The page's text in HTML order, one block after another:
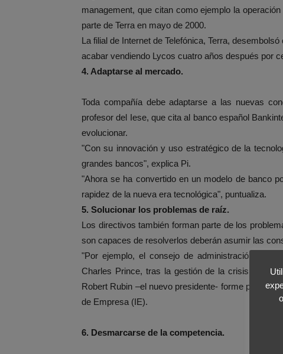
management, que citan como ejemplo la
parte de Terra en mayo de 2000.
La filial de Internet de Telefónica, Terra,
acabar vendiendo Lycos cuatro años después por
4. Adaptarse al mercado.
Toda compañía debe adaptarse a las nuevas
profesor del Iese, que cita al banco español
evolucionar.
"Con su innovación y uso estratégico de la
grandes bancos", explica Pi.
"Ahora se ha convertido en un modelo de banco
rapidez de la nueva era tecnológica", puntualiza.
5. Solucionar los problemas de raíz.
Los directivos también forman parte de los
son capaces de resolverlos deberán asumir las
"Por ejemplo, el consejo de administración de la
Charles Prince, tras la gestión de la crisis de las
Robert Rubin –el nuevo presidente- forme parte
de Empresa (IE).
6. Desmarcarse de la competencia.